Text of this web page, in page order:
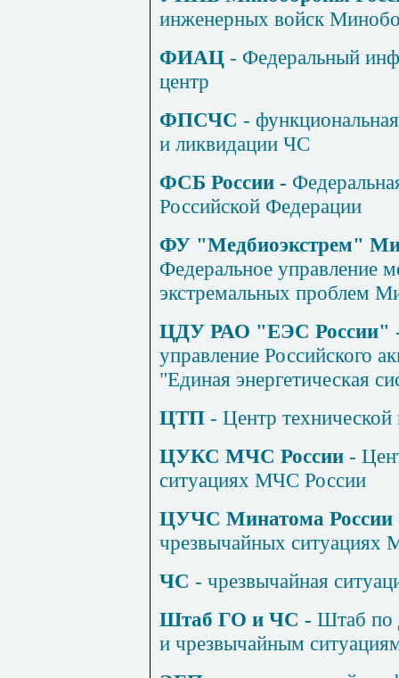
инженерных войск
ФИАЦ - Федеральный
центр
ФПСЧС -
и ликвидации ЧС
ФСБ России -
Российской Федерации
ФУ "Медбиоэкстрем"
Федеральное управление
экстремальных проблем
ЦДУ РАО "ЕЭС России"
управление Российского
"Единая энергетическая
ЦТП - Центр
ЦУКС МЧС России -
ситуациях МЧС России
ЦУЧС Минатома России
чрезвычайных ситуациях
ЧС - чрезвычайная
Штаб ГО и ЧС - Штаб по
и чрезвычайным